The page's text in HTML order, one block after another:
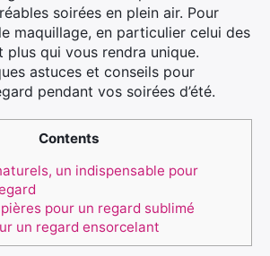
soirées en plein air. Pour
maquillage, en particulier celui des
plus qui vous rendra unique.
astuces et conseils pour
pendant vos soirées d’été.
Contents
un indispensable pour
pour un regard sublimé
un regard ensorcelant